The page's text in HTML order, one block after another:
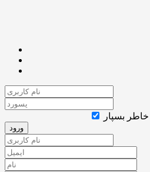
خاطر بسپار